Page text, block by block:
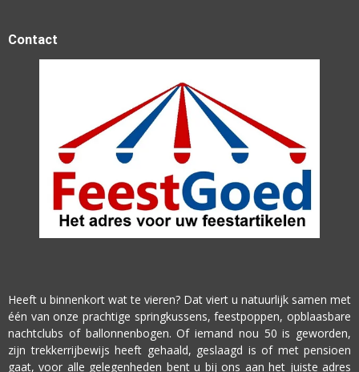
Contact
Heeft u binnenkort wat te vieren? Dat viert u natuurlijk samen met
één van onze prachtige springkussens, feestpoppen, opblaasbare
nachtclubs of ballonnenbogen. Of iemand nou 50 is geworden,
zijn trekkerrijbewijs heeft gehaald, geslaagd is of met pensioen
gaat, voor alle gelegenheden bent u bij ons aan het juiste adres